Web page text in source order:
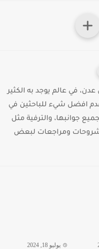
في عالم يوجد به الكثير
افضل شيء للباحثين في
جوانبها، والترفية مثل
شروحات ومراجعات لبعض
يوليو 18, 2024